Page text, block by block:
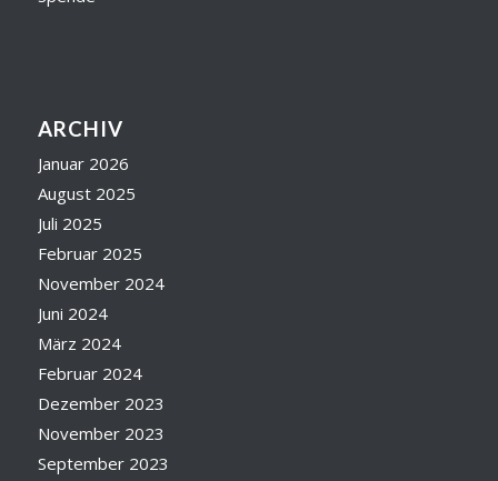
ARCHIV
Januar 2026
August 2025
Juli 2025
Februar 2025
November 2024
Juni 2024
März 2024
Februar 2024
Dezember 2023
November 2023
September 2023